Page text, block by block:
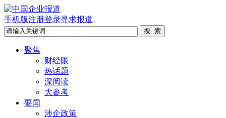
手机版注册登录寻求报道
聚焦
财经眼
热话题
深阅读
大参考
要闻
涉企政策